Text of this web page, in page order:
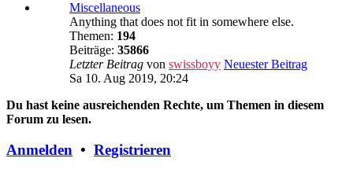
Miscellaneous
Anything that does not fit in somewhere else.
Themen: 194
Beiträge: 35866
Letzter Beitrag von swissboyy Neuester Beitrag
Sa 10. Aug 2019, 20:24
Du hast keine ausreichenden Rechte, um Themen in diesem
Forum zu lesen.
Anmelden • Registrieren